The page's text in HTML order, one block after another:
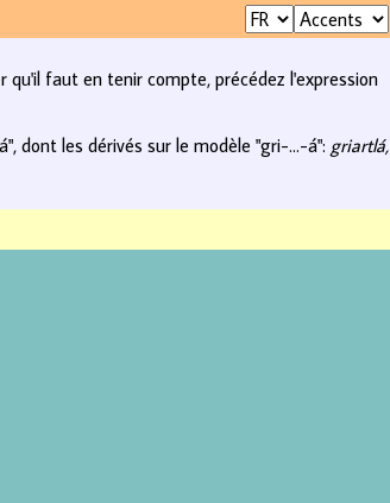
faut en tenir compte, précédez l'expression
dont les dérivés sur le modèle "gri-...-á": griartlá,